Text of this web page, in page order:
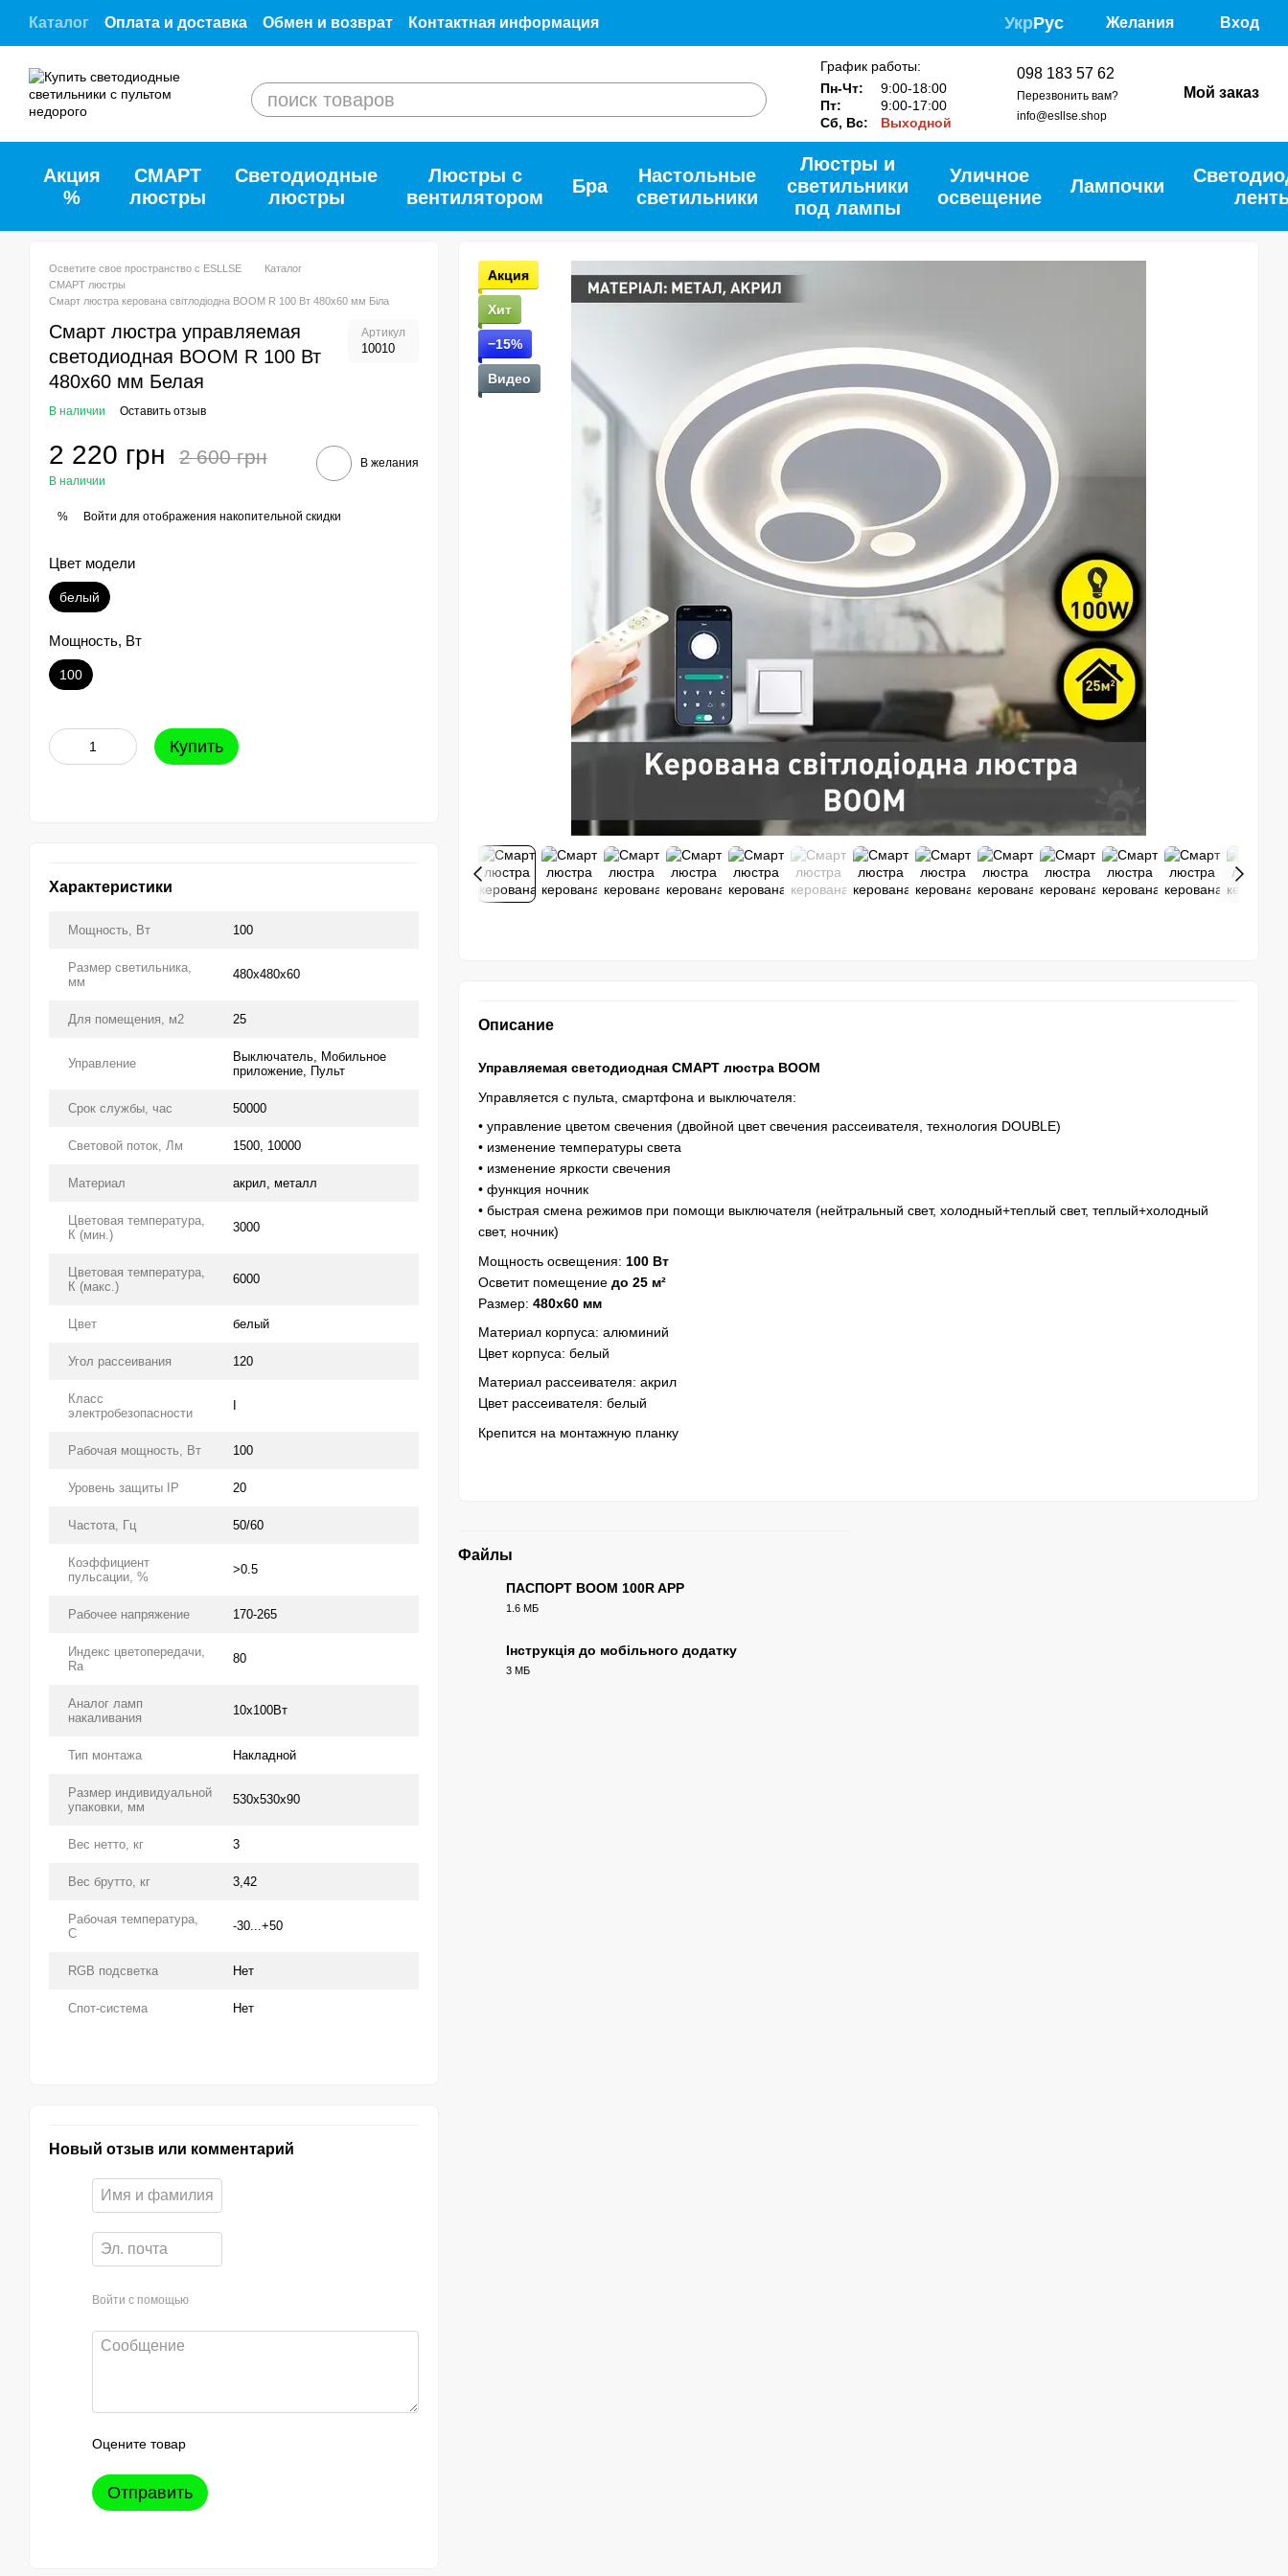
Перейти к основному контенту
Каталог Оплата и доставка Обмен и возврат
Контактная информация
Отзывы о ESLLSE.SHOP
Сотрудничество с ESLLSE
Пользовательское соглашение
Помощь
УкрРус Желания Вход
График работы:
Пн-Чт:
9:00-18:00
Пт:
9:00-17:00
Сб, Вс:
Выходной
098 183 57 62
Перезвонить вам?
info@esllse.shop
Мой заказ
Акция
%
СМАРТ
люстры
Светодиодные
люстры
Люстры с
вентилятором
Бра
Настольные
светильники
Люстры и
светильники
под лампы
Уличное
освещение
Лампочки
Осветите свое пространство с ESLLSE
Каталог
СМАРТ люстры
Смарт люстра керована світлодіодна BOOM R 100 Вт 480x60 мм Бiла
Смарт люстра управляемая
светодиодная BOOM R 100 Вт
480x60 мм Белая
Артикул
10010
В наличии Оставить отзыв
2 220 грн 2 600 грн
В наличии
В желания
% Войти для отображения накопительной скидки
Цвет модели
белый
Мощность, Вт
100
Купить
Характеристики
Мощность, Вт 100
Размер светильника,
мм
480x480х60
Для помещения, м2 25
Управление
Выключатель, Мобильное
приложение, Пульт
Срок службы, час 50000
Световой поток, Лм 1500, 10000
Материал акрил, металл
Цветовая температура,
К (мин.)
3000
Цветовая температура,
К (макс.)
6000
Цвет белый
Угол рассеивания 120
Класс
электробезопасности
Рабочая мощность, Вт 100
Уровень защиты IP 20
Частота, Гц 50/60
Коэффициент
пульсации, %
>0.5
Рабочее напряжение 170-265
Индекс цветопередачи,
Ra
80
Аналог ламп
накаливания
10х100Вт
Тип монтажа Накладной
Размер индивидуальной
упаковки, мм
530х530х90
Вес нетто, кг 3
Вес брутто, кг 3,42
Рабочая температура,
С
-30...+50
RGB подсветка Нет
Спот-система Нет
Новый отзыв или комментарий
Войти с помощью
Оцените товар
Отправить
Акция
Хит
−15%
Видео
Описание
Управляемая светодиодная СМАРТ люстра BOOM
Управляется с пульта, смартфона и выключателя:
• управление цветом свечения (двойной цвет свечения рассеивателя, технология DOUBLE)
• изменение температуры света
• изменение яркости свечения
• функция ночник
• быстрая смена режимов при помощи выключателя (нейтральный свет, холодный+теплый свет, теплый+холодный
свет, ночник)
Мощность освещения: 100 Вт
Осветит помещение до 25 м²
Размер: 480x60 мм
Материал корпуса: алюминий
Цвет корпуса: белый
Материал рассеивателя: акрил
Цвет рассеивателя: белый
Крепится на монтажную планку
Файлы
ПАСПОРТ BOOM 100R APP
1.6 МБ
Інструкція до мобільного додатку
3 МБ